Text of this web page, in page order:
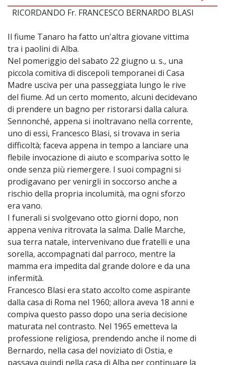
RICORDANDO Fr. FRANCESCO BERNARDO BLASI
Il fiume Tanaro ha fatto un'altra giovane vittima
tra i paolini di Alba.
Nel pomeriggio del sabato 22 giugno u. s., una
piccola comitiva di discepoli temporanei di Casa
Madre usciva per una passeggiata lungo le rive
del fiume. Ad un certo momento, alcuni decidevano
di prendere un bagno per ristorarsi dalla calura.
Sennonché, appena si inoltravano nella corrente,
uno di essi, Francesco Blasi, si trovava in seria
difficoltà; faceva appena in tempo a lanciare una
flebile invocazione di aiuto e scompariva sotto le
onde senza più riemergere. I suoi compagni si
prodigavano per venirgli in soccorso anche a
rischio della propria incolumità, ma ogni sforzo
era vano.
I funerali si svolgevano otto giorni dopo, non
appena veniva ritrovata la salma. Dalle Marche,
sua terra natale, intervenivano due fratelli e una
sorella, accompagnati dal parroco, mentre la
mamma era impedita dal grande dolore e da una
infermità.
Francesco Blasi era stato accolto come aspirante
dalla casa di Roma nel 1960; allora aveva 18 anni e
compiva questo passo dopo una seria decisione
maturata nel contrasto. Nel 1965 emetteva la
professione religiosa, prendendo anche il nome di
Bernardo, nella casa del noviziato di Ostia, e
passava quindi nella casa di Alba per continuare la